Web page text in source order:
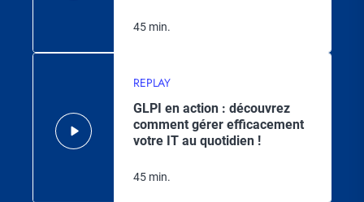
45 min.
REPLAY
GLPI en action : découvrez
comment gérer efficacement
votre IT au quotidien !
45 min.